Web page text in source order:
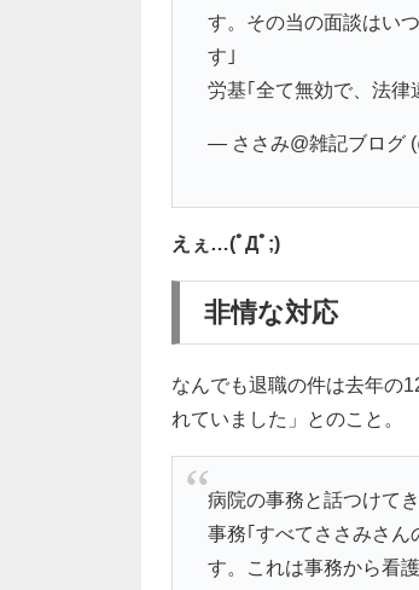
す。その当の面談はい
す｣
労基｢全て無効で、法律
— ささみ@雑記ブログ
えぇ…(ﾟДﾟ;)
非情な対応
なんでも退職の件は去年の
れていました」とのこと。
病院の事務と話つけて
事務｢すべてささみさ
す。これは事務から看